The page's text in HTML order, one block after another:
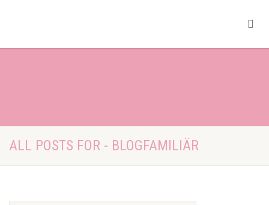
ALL POSTS FOR - BLOGFAMILIÄR